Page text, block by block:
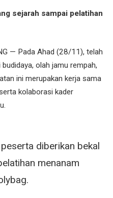
sejarah sampai pelatihan
— Pada Ahad (28/11), telah
olah jamu rempah,
ini merupakan kerja sama
kolaborasi kader
diberikan bekal
menanam